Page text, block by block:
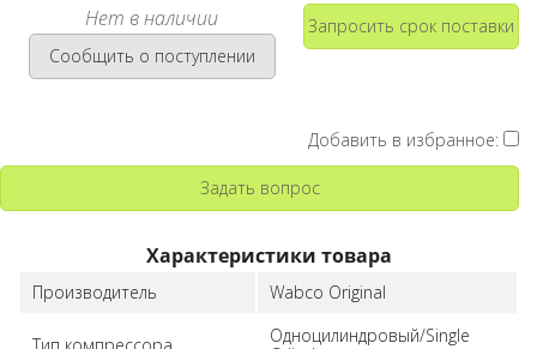
Запросить срок поставки
Нет в наличии
Сообщить о поступлении
Добавить в избранное:
Задать вопрос
Характеристики товара
Производитель Wabco Original
Одноцилиндровый/Single